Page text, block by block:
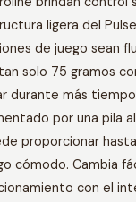
ligera del
de juego sean
solo 75 gramos
durante más
por una pila
proporcionar
cómodo. Cambia
con el